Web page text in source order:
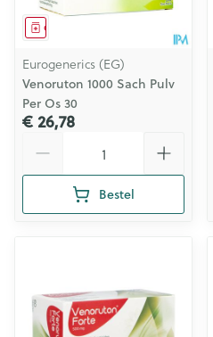
Geneesmiddel
Eurogenerics (EG)
Venoruton 1000 Sach Pulv
Per Os 30
€ 26,78
Bestel